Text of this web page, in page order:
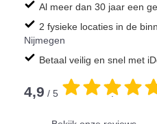
Al meer dan 30 jaar een
2 fysieke locaties in de
Nijmegen
Betaal veilig en snel met
4,9 / 5 .